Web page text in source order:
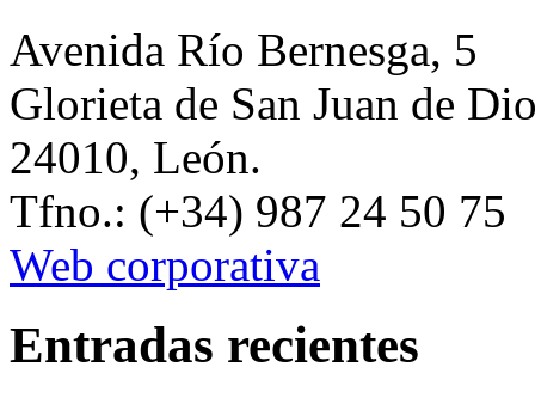
Avenida Río Bernesga, 5
Glorieta de San Juan de
24010, León.
Tfno.: (+34) 987 24 50 75
Web corporativa
Entradas recientes